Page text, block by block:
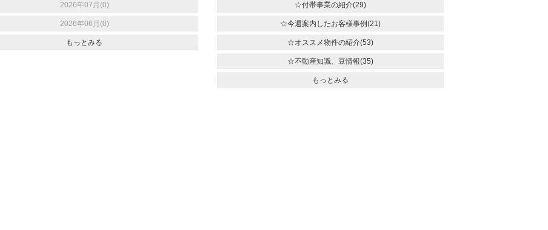
2026年07月(0)
2026年06月(0)
もっとみる
☆付帯事業の紹介(29)
☆今週案内したお客様事例(21)
☆オススメ物件の紹介(53)
☆不動産知識、豆情報(35)
もっとみる